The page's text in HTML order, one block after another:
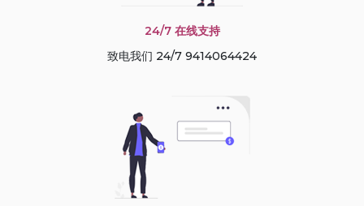
24/7 在线支持
致电我们 24/7 9414064424